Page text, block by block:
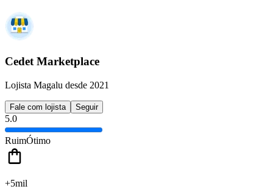
Cedet Marketplace
Lojista Magalu desde 2021
Fale com lojista Seguir
5.0
RuimÓtimo
+5mil